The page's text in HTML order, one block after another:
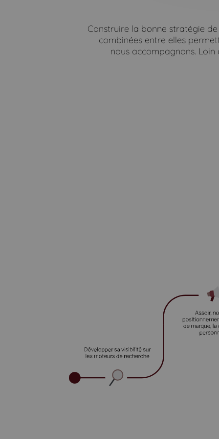
Construire la bonne stratégie
combinées entre elles
nous accompagnons.